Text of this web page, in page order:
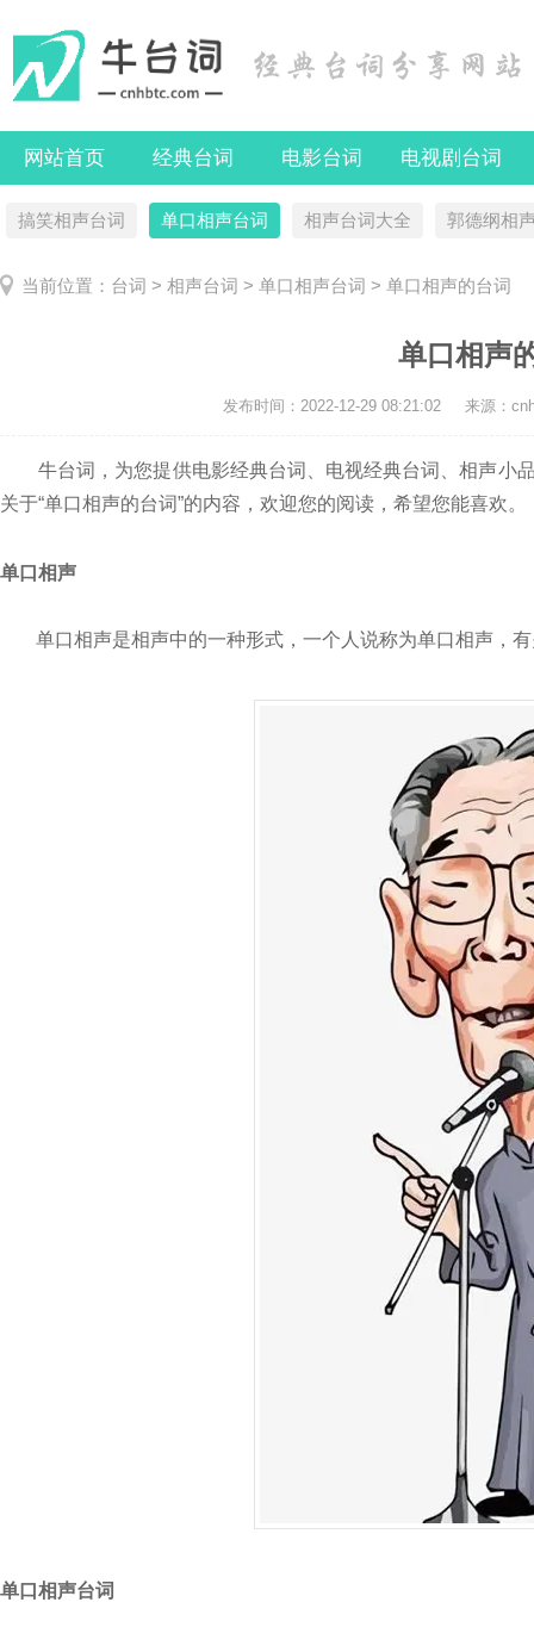
网站首页 经典台词 电影台词 电视剧台词
搞笑相声台词 单口相声台词 相声台词大全 郭德纲相
当前位置： 台词 > 相声台词 > 单口相声台词 > 单口相声的台词
单口相声
发布时间： 2022-12-29 08:21:02 来源：
牛台词，为您提供电影经典台词、电视经典台词、相声小
关于“单口相声的台词”的内容，欢迎您的阅读，希望您能喜欢。
单口相声
单口相声是相声中的一种形式，一个人说称为单口相声，
单口相声台词